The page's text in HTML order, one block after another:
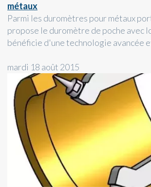
métaux
Parmi les duromètres pour métaux
propose le duromètre de poche avec
bénéficie d'une technologie avancée
mardi 18 août 2015